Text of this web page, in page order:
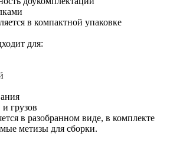
в компактной упаковке
для:
грузов
в разобранном виде, в комплекте
метизы для сборки.